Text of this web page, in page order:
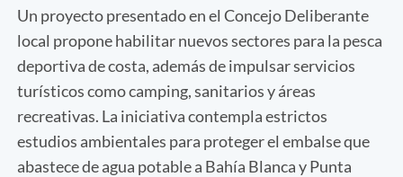
Un proyecto presentado en el Concejo Deliberante
local propone habilitar nuevos sectores para la pesca
deportiva de costa, además de impulsar servicios
turísticos como camping, sanitarios y áreas
recreativas. La iniciativa contempla estrictos
estudios ambientales para proteger el embalse que
abastece de agua potable a Bahía Blanca y Punta